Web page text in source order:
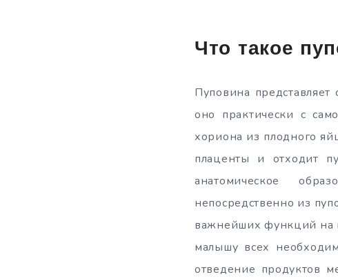
Что такое
Пуповина
оно практически с
хориона из плодного
плаценты и отходит
анатомическое
непосредственно из
важнейших функций на
малышу всех
отведение продуктов